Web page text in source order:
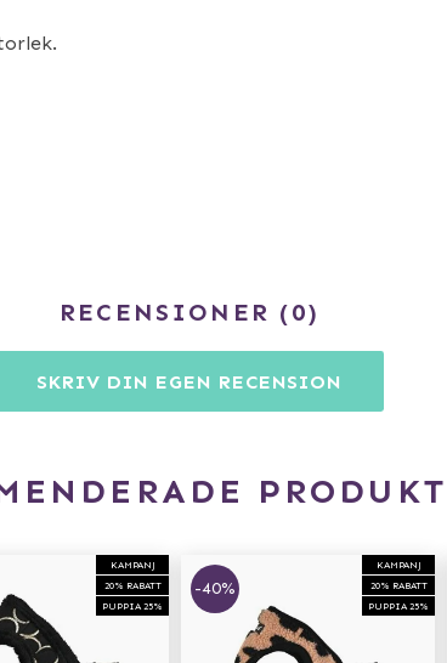
RECENSIONER 0
SKRIV DIN EGEN RECENSION
KAMPANJ
20% RABATT
PUPPIA 25%
KAMPANJ
20% RABATT
PUPPIA 25%
-40%